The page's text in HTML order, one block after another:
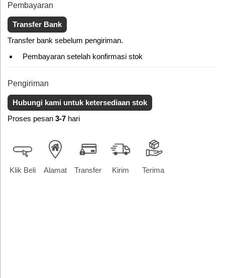
Pembayaran
Transfer Bank
Transfer bank sebelum pengiriman.
Pembayaran setelah konfirmasi stok
Pengiriman
Hubungi kami untuk ketersediaan stok
Proses pesan 3-7 hari
Klik Beli Alamat Transfer Kirim Terima